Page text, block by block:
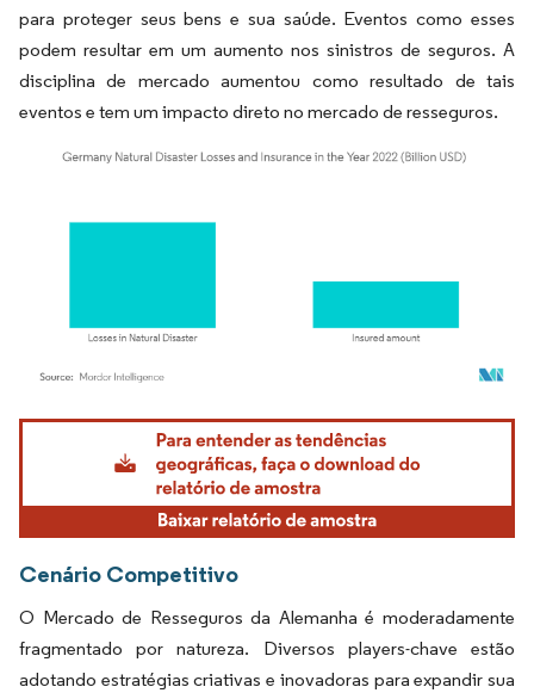
para proteger seus bens e sua saúde. Eventos como esses
podem resultar em um aumento nos sinistros de seguros. A
disciplina de mercado aumentou como resultado de tais
eventos e tem um impacto direto no mercado de resseguros.
Imagem © Mordor Intelligence. O reuso requer atribuição conforme CC BY 4.0.
Cenário Competitivo
O Mercado de Resseguros da Alemanha é moderadamente
fragmentado por natureza. Diversos players-chave estão
adotando estratégias criativas e inovadoras para expandir sua